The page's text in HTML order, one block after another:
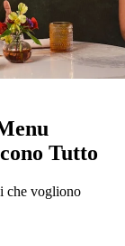
Tutto
che vogliono